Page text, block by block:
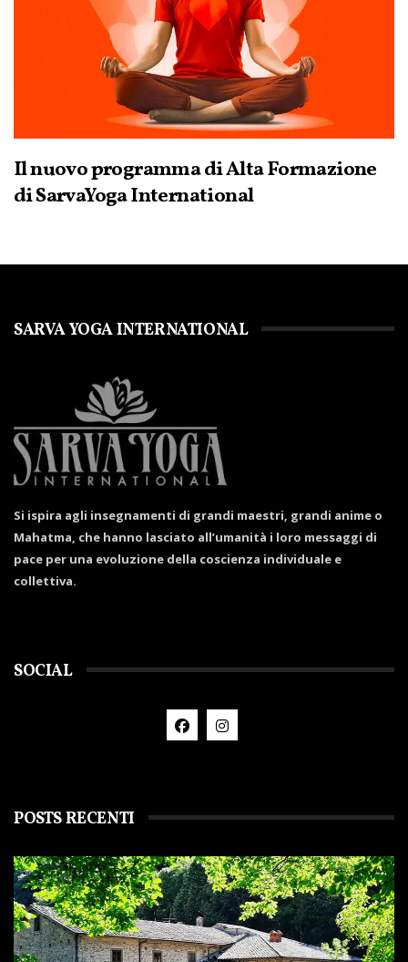
Il nuovo programma di Alta Formazione
di SarvaYoga International
SARVA YOGA INTERNATIONAL
Si ispira agli insegnamenti di grandi maestri, grandi anime o
Mahatma, che hanno lasciato all’umanità i loro messaggi di
pace per una evoluzione della coscienza individuale e
collettiva.
SOCIAL
POSTS RECENTI